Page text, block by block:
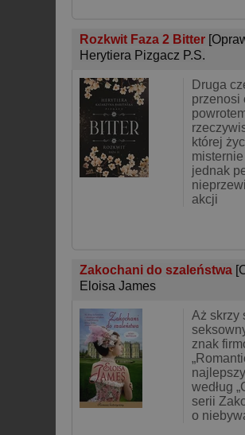
Rozkwit Faza 2 Bitter
Herytiera Pizgacz P.S.
Druga
przenosi
której
jednak
akcji
Zakochani do szaleństwa
Eloisa James
Aż skrzy
znak
według
serii
o